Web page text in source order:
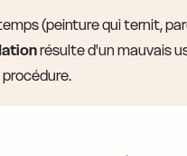
(peinture qui ternit,
résulte d'un mauvais